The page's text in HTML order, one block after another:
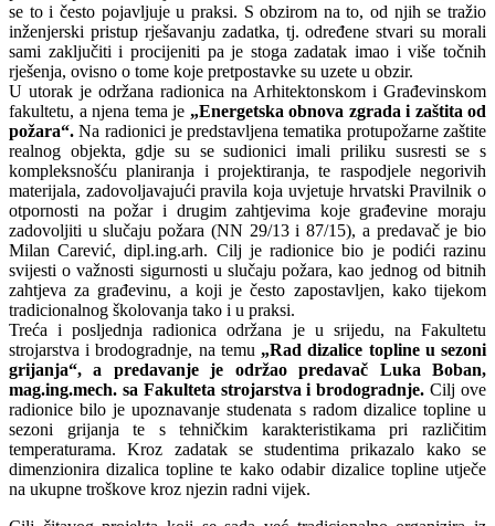
se to i često pojavljuje u praksi. S obzirom na to, od njih se tražio
inženjerski pristup rješavanju zadatka, tj. određene stvari su morali
sami zaključiti i procijeniti pa je stoga zadatak imao i više točnih
rješenja, ovisno o tome koje pretpostavke su uzete u obzir.
U utorak je održana radionica na Arhitektonskom i Građevinskom
fakultetu, a njena tema je „Energetska obnova zgrada i zaštita od
požara“.Na radionici je predstavljena tematika protupožarne zaštite
realnog objekta, gdje su se sudionici imali priliku susresti se s
kompleksnošću planiranja i projektiranja, te raspodjele negorivih
materijala, zadovoljavajući pravila koja uvjetuje hrvatski Pravilnik o
otpornosti na požar i drugim zahtjevima koje građevine moraju
zadovoljiti u slučaju požara (NN 29/13 i 87/15), a predavač je bio
Milan Carević, dipl.ing.arh. Cilj je radionice bio je podići razinu
svijesti o važnosti sigurnosti u slučaju požara, kao jednog od bitnih
zahtjeva za građevinu, a koji je često zapostavljen, kako tijekom
tradicionalnog školovanja tako i u praksi.
Treća i posljednja radionica održana je u srijedu, na Fakultetu
strojarstva i brodogradnje, na temu „Rad dizalice topline u sezoni
grijanja“, a predavanje je održao predavač Luka Boban,
mag.ing.mech. sa Fakulteta strojarstva i brodogradnje.Cilj ove
radionice bilo je upoznavanje studenata s radom dizalice topline u
sezoni grijanja te s tehničkim karakteristikama pri različitim
temperaturama. Kroz zadatak se studentima prikazalo kako se
dimenzionira dizalica topline te kako odabir dizalice topline utječe
na ukupne troškove kroz njezin radni vijek.